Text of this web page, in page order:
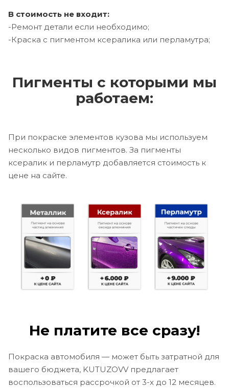
В стоимость не входит:
-Ремонт детали если необходимо;
-Краска с пигментом ксералика или перламутра;
Пигменты с которыми мы
работаем:
При покраске элементов кузова мы используем
несколько видов пигментов. За пигменты
ксералик и перламутр добавляется стоимость к
цене на сайте.
Не платите все сразу!
Покраска автомобиля — может быть затратной для
вашего бюджета, KUTUZOVV предлагает
воспользоваться рассрочкой от 3-х до 12 месяцев.